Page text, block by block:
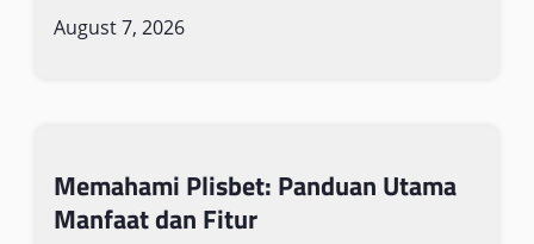
August 7, 2026
Memahami Plisbet: Panduan Utama
Manfaat dan Fitur